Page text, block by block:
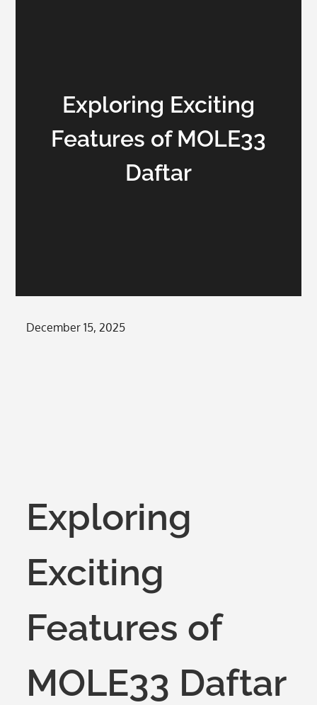
Exploring Exciting
Features of MOLE33
Daftar
Posted
December 15, 2025
Exploring
Exciting
Features of
MOLE33 Daftar